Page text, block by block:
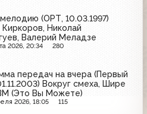
(ОРТ, 10.03.1997)
Николай
Валерий Меладзе
2026, 20:34 280
передач на вчера (Первый
Вокруг смеха, Шире
(Это Вы Можете)
2026, 18:05 115